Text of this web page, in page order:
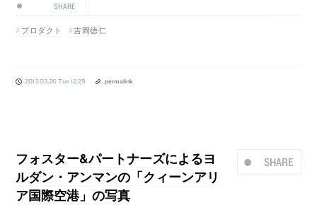
SHARE
プロダクト 吉岡徳仁
2013.03.26 Tue 12:29 permalink
SHARE
フォスター&パートナーズによるヨ
ルダン・アンマンの「クィーンアリ
ア国際空港」の写真